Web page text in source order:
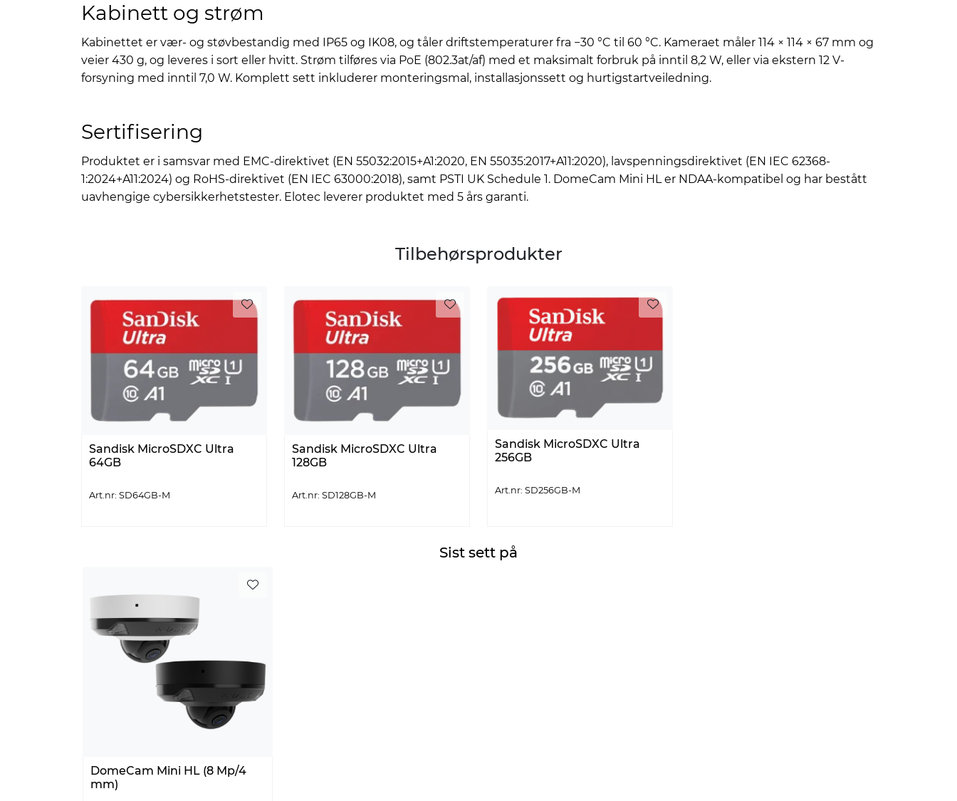
Kabinett og strøm
Kabinettet er vær- og støvbestandig med IP65 og IK08, og tåler driftstemperaturer fra −30 °C til 60 °C. Kameraet måler 114 × 114 × 67 mm og
veier 430 g, og leveres i sort eller hvitt. Strøm tilføres via PoE (802.3at/af) med et maksimalt forbruk på inntil 8,2 W, eller via ekstern 12 V-
forsyning med inntil 7,0 W. Komplett sett inkluderer monteringsmal, installasjonssett og hurtigstartveiledning.
Sertifisering
Produktet er i samsvar med EMC-direktivet (EN 55032:2015+A1:2020, EN 55035:2017+A11:2020), lavspenningsdirektivet (EN IEC 62368-
1:2024+A11:2024) og RoHS-direktivet (EN IEC 63000:2018), samt PSTI UK Schedule 1. DomeCam Mini HL er NDAA-kompatibel og har bestått
uavhengige cybersikkerhetstester. Elotec leverer produktet med 5 års garanti.
Tilbehørsprodukter
Sandisk MicroSDXC Ultra
64GB
Art.nr: SD64GB-M
Sandisk MicroSDXC Ultra
128GB
Art.nr: SD128GB-M
Sandisk MicroSDXC Ultra
256GB
Art.nr: SD256GB-M
Sist sett på
DomeCam Mini HL (8 Mp/4
mm)